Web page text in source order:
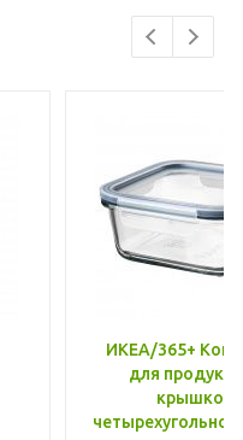
ИКЕА/365+
для
крышкой,